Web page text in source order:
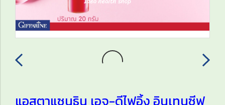
แอสตาแซนธิน เอจ-ดีไฟอิ้ง อินเทนซีฟ